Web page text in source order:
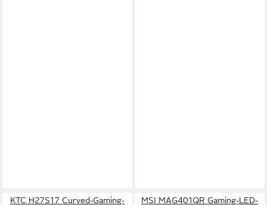
KTC H27S17 Curved-Gaming-
MSI MAG401QR Gaming-LED-